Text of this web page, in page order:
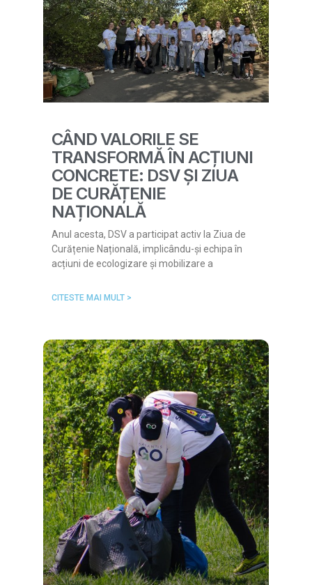
CÂND VALORILE SE
TRANSFORMĂ ÎN ACȚIUNI
CONCRETE: DSV ȘI ZIUA
DE CURĂȚENIE
NAȚIONALĂ
Anul acesta, DSV a participat activ la Ziua de
Curățenie Națională, implicându-și echipa în
acțiuni de ecologizare și mobilizare a
CITESTE MAI MULT >